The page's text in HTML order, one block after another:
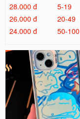
28.000 đ
5-19
26.000 đ
20-49
24.000 đ
50-100